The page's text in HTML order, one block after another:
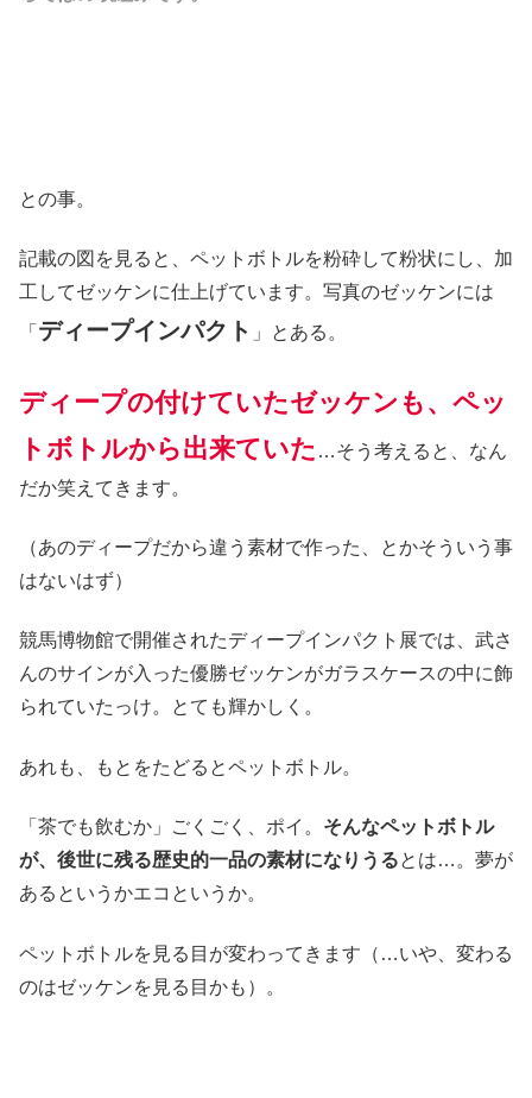
との事。
記載の図を見ると、ペットボトルを粉砕して粉状にし、加
工してゼッケンに仕上げています。写真のゼッケンには
「 ディープインパクト 」とある。
ディープの付けていたゼッケンも、ペッ
トボトルから出来ていた …そう考えると、なん
だか笑えてきます。
（あのディープだから違う素材で作った、とかそういう事
はないはず）
競馬博物館で開催されたディープインパクト展では、武さ
んのサインが入った優勝ゼッケンがガラスケースの中に飾
られていたっけ。とても輝かしく。
あれも、もとをたどるとペットボトル。
「茶でも飲むか」ごくごく、ポイ。 そんなペットボトル
が、後世に残る歴史的一品の素材になりうるとは…。夢が
あるというかエコというか。
ペットボトルを見る目が変わってきます（…いや、変わる
のはゼッケンを見る目かも）。